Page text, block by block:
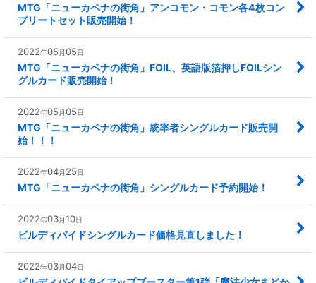
MTG「ニューカペナの街角」アンコモン・コモン各4枚コン
プリートセット販売開始！
2022年05 月05日
MTG「ニューカペナの街角」FOIL、英語版箔押しFOILシン
グルカード販売開始！
2022年05 月05日
MTG「ニューカペナの街角」統率者シングルカード販売開
始！！！
2022年04月 25日
MTG「ニューカペナの街角」シングルカード予約開始！
2022年03月10日
ビルディバイドシングルカード価格見直しました！
2022年03月04日